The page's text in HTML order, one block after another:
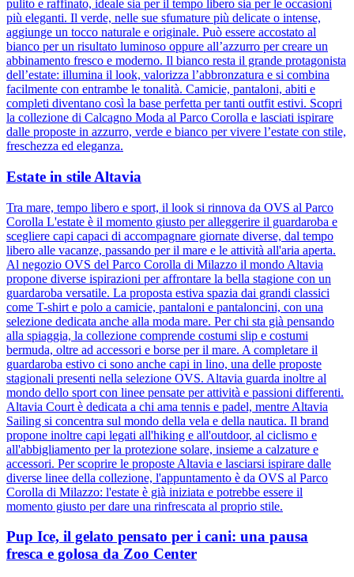
pulito e raffinato, ideale sia per il tempo libero sia per le occasioni
più eleganti. Il verde, nelle sue sfumature più delicate o intense,
aggiunge un tocco naturale e originale. Può essere accostato al
bianco per un risultato luminoso oppure all’azzurro per creare un
abbinamento fresco e moderno. Il bianco resta il grande protagonista
dell’estate: illumina il look, valorizza l’abbronzatura e si combina
facilmente con entrambe le tonalità. Camicie, pantaloni, abiti e
completi diventano così la base perfetta per tanti outfit estivi. Scopri
la collezione di Calcagno Moda al Parco Corolla e lasciati ispirare
dalle proposte in azzurro, verde e bianco per vivere l’estate con stile,
freschezza ed eleganza.
Estate in stile Altavia
Tra mare, tempo libero e sport, il look si rinnova da OVS al Parco
Corolla L'estate è il momento giusto per alleggerire il guardaroba e
scegliere capi capaci di accompagnare giornate diverse, dal tempo
libero alle vacanze, passando per il mare e le attività all'aria aperta.
Al negozio OVS del Parco Corolla di Milazzo il mondo Altavia
propone diverse ispirazioni per affrontare la bella stagione con un
guardaroba versatile. La proposta estiva spazia dai grandi classici
come T-shirt e polo a camicie, pantaloni e pantaloncini, con una
selezione dedicata anche alla moda mare. Per chi sta già pensando
alla spiaggia, la collezione comprende costumi slip e costumi
bermuda, oltre ad accessori e borse per il mare. A completare il
guardaroba estivo ci sono anche capi in lino, una delle proposte
stagionali presenti nella selezione OVS. Altavia guarda inoltre al
mondo dello sport con linee pensate per attività e passioni differenti.
Altavia Court è dedicata a chi ama tennis e padel, mentre Altavia
Sailing si concentra sul mondo della vela e della nautica. Il brand
propone inoltre capi legati all'hiking e all'outdoor, al ciclismo e
all'abbigliamento per la protezione solare, insieme a calzature e
accessori. Per scoprire le proposte Altavia e lasciarsi ispirare dalle
diverse linee della collezione, l'appuntamento è da OVS al Parco
Corolla di Milazzo: l'estate è già iniziata e potrebbe essere il
momento giusto per dare una rinfrescata al proprio stile.
Pup Ice, il gelato pensato per i cani: una pausa
fresca e golosa da Zoo Center